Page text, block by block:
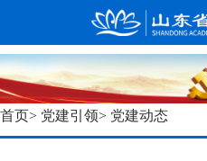
首页> 党建引领> 党建动态